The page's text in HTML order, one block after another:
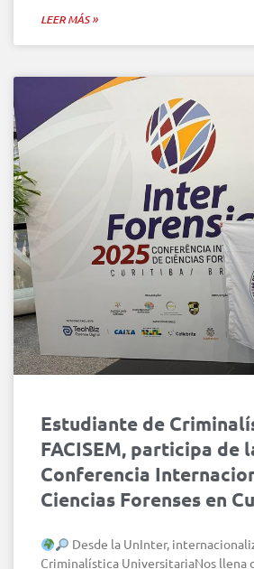
LEER MÁS »
Estudiante de
FACISEM, participa de
Conferencia
Ciencias Forenses en
Desde la UnInter,
Criminalística UniversitariaNos llena